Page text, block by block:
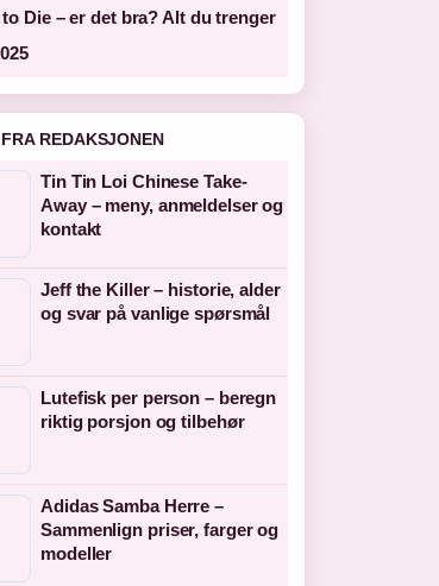
to Die – er det bra? Alt du trenger
REDAKSJONEN
Tin Tin Loi Chinese Take-
Away – meny, anmeldelser og
kontakt
Jeff the Killer – historie, alder
og svar på vanlige spørsmål
Lutefisk per person – beregn
riktig porsjon og tilbehør
Adidas Samba Herre –
Sammenlign priser, farger og
modeller